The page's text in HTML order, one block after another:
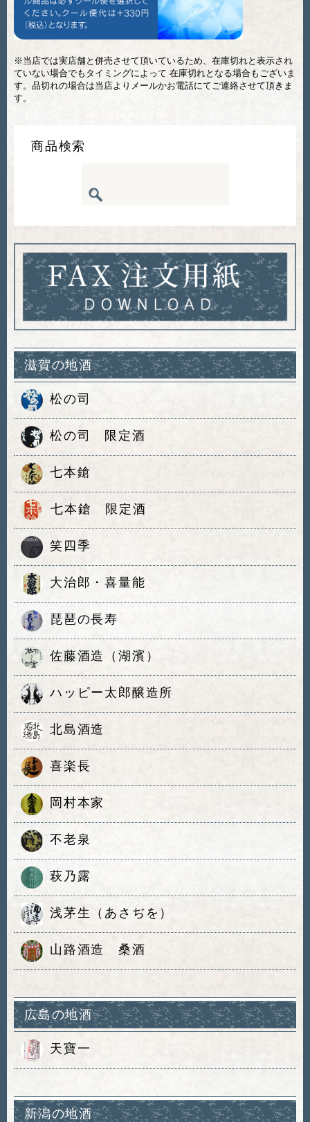
※当店では実店舗と併売させて頂いているため、在庫切れと表示され
ていない場合でもタイミングによって 在庫切れとなる場合もございま
す。品切れの場合は当店よりメールかお電話にてご連絡させて頂きま
す。
商品検索
滋賀の地酒
松の司
松の司 限定酒
七本鎗
七本鎗 限定酒
笑四季
大治郎・喜量能
琵琶の長寿
佐藤酒造（湖濱）
ハッピー太郎醸造所
北島酒造
喜楽長
岡村本家
不老泉
萩乃露
浅茅生（あさぢを）
山路酒造 桑酒
広島の地酒
天寶一
新潟の地酒